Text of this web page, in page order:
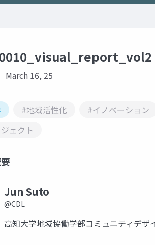
March 16, 25
#地域活性化 #イノベーション
ェクト
Jun Suto
@CDL
高知大学地域協働学部コミュニティデザ